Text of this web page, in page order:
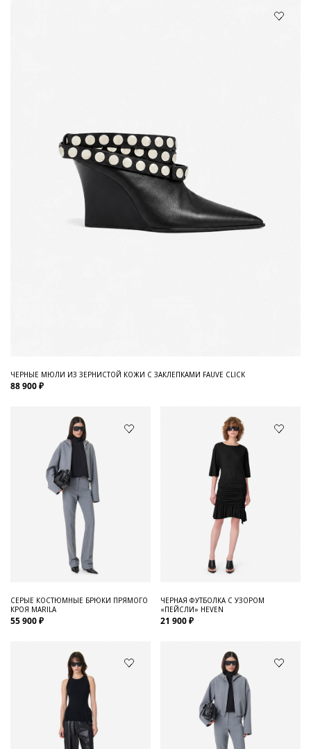
ЧЕРНЫЕ МЮЛИ ИЗ ЗЕРНИСТОЙ КОЖИ С ЗАКЛЕПКАМИ FAUVE CLICK
88 900 ₽
СЕРЫЕ КОСТЮМНЫЕ БРЮКИ ПРЯМОГО
КРОЯ MARILA
55 900 ₽
ЧЕРНАЯ ФУТБОЛКА С УЗОРОМ
«ПЕЙСЛИ» HEVEN
21 900 ₽